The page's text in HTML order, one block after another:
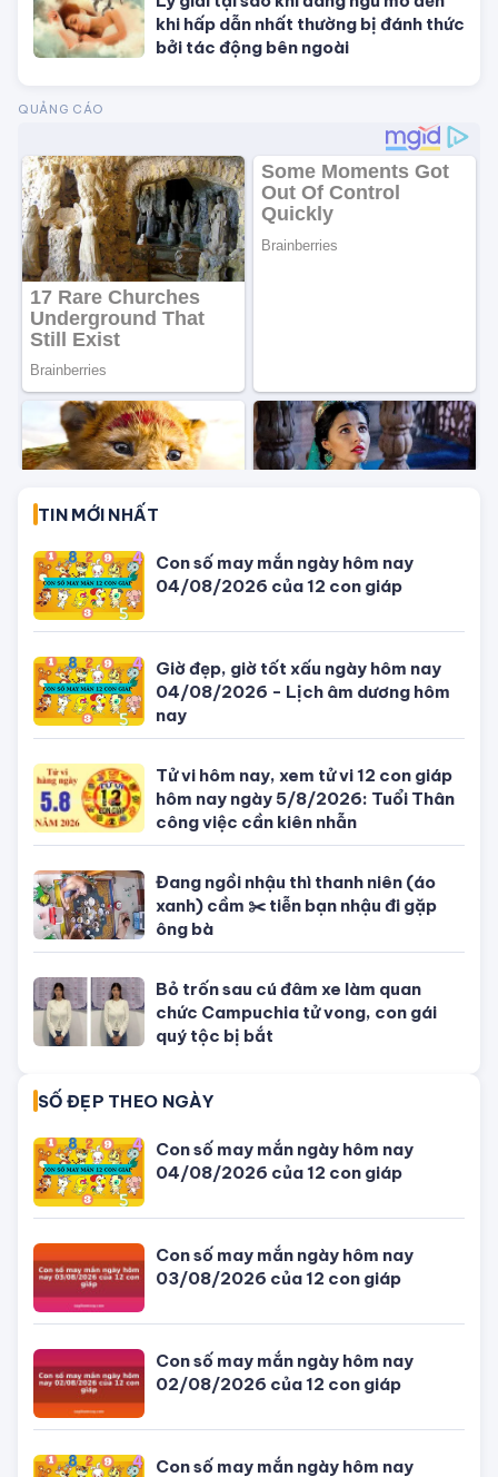
Lý giải tại sao khi đang ngủ mơ đến
TIN MỚI NHẤT
04/08/2026 của 12 con giáp
Giờ đẹp, giờ tốt xấu ngày hôm nay
nay
Tử vi hôm nay, xem tử vi 12 con giáp
công việc cần kiên nhẫn
Đang ngồi nhậu thì thanh niên (áo
ông bà